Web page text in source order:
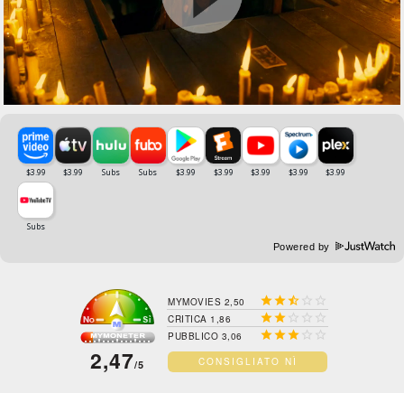
Powered by
2,47/5
MYMOVIES 2,50   
CRITICA 1,86    
PUBBLICO 3,06   
CONSIGLIATO NÌ